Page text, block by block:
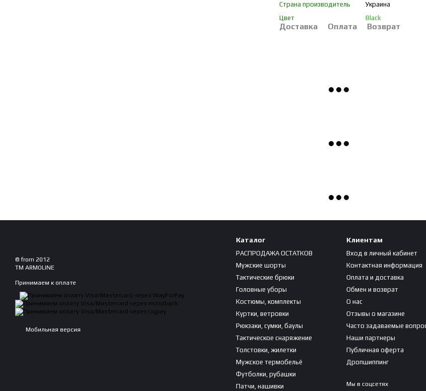
Страна производитель
Украина
Цвет
Black
Доставка Оплата Возврат
© from 2012
TM ARMOLINE
Принимаем к оплате
Мобильная версия
Каталог
РАСПРОДАЖА ОСТАТКОВ
Мужские шорты
Тактические брюки
Головные уборы
Костюмы, комплекты
Куртки, ветровки
Рюкзаки, сумки, баулы
Тактическое снаряжение
Толстовки, жилетки
Мужское термобельё
Футболки, рубашки
Патчи, нашивки
Клиентам
Вход в личный кабинет
Контактная информация
Оплата и доставка
Обмен и возврат
О нас
Отзывы о магазине
Часто задаваемые
Наши партнеры
Публичная оферта
Дропшиппинг
Мы в соцсетях